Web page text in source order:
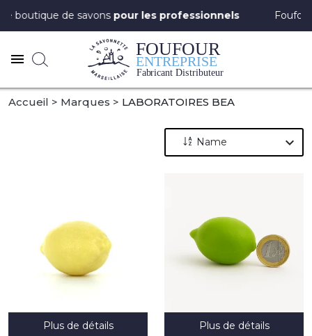
de savonspour les professionnels Foufour
Accueil Marques LABORATOIRES BEA
Name expand_more
Plus de détails Plus de détails